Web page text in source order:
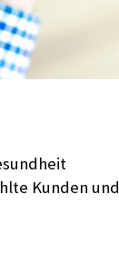
Kunden und